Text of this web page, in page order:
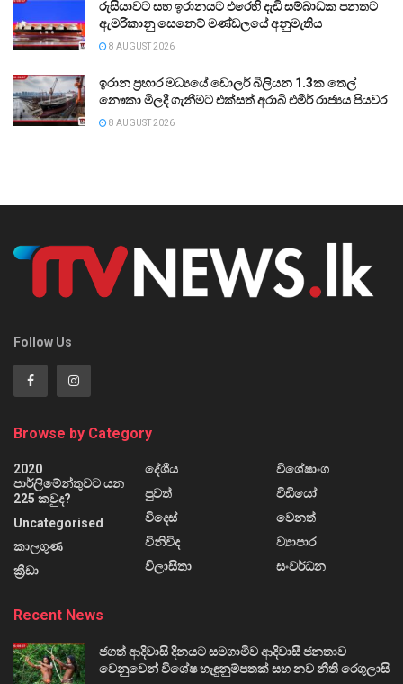
රුසියාවට සහ ඉරානයට එරෙහි දැඩි සම්බාධක පනතට
ඇමරිකානු සෙනෙට් මණ්ඩලයේ අනුමැතිය
8 AUGUST 2026
ඉරාන ප්‍රහාර මධ්‍යයේ ඩොලර් බිලියන 1.3ක තෙල්
නෞකා මිලදී ගැනීමට එක්සත් අරාබි එමීර් රාජ්‍යය පියවර
8 AUGUST 2026
Follow Us
Browse by Category
2020
පාර්ලිමේන්තුවට යන
225 කවුද?
Uncategorised
කාලගුණ
ක්‍රීඩා
දේශීය
පුවත්
විදෙස්
විනිවිද
විලාසිතා
විශේෂාංග
වීඩියෝ
වෙනත්
ව්‍යාපාර
සංවර්ධන
Recent News
ජගත් ආදිවාසි දිනයට සමගාමීව ආදිවාසී ජනතාව
වෙනුවෙන් විශේෂ හැඳුනුම්පතක් සහ නව නීති රෙගුලාසි